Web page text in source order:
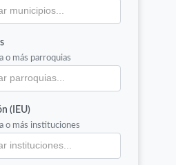
o más parroquias
(IEU)
o más instituciones